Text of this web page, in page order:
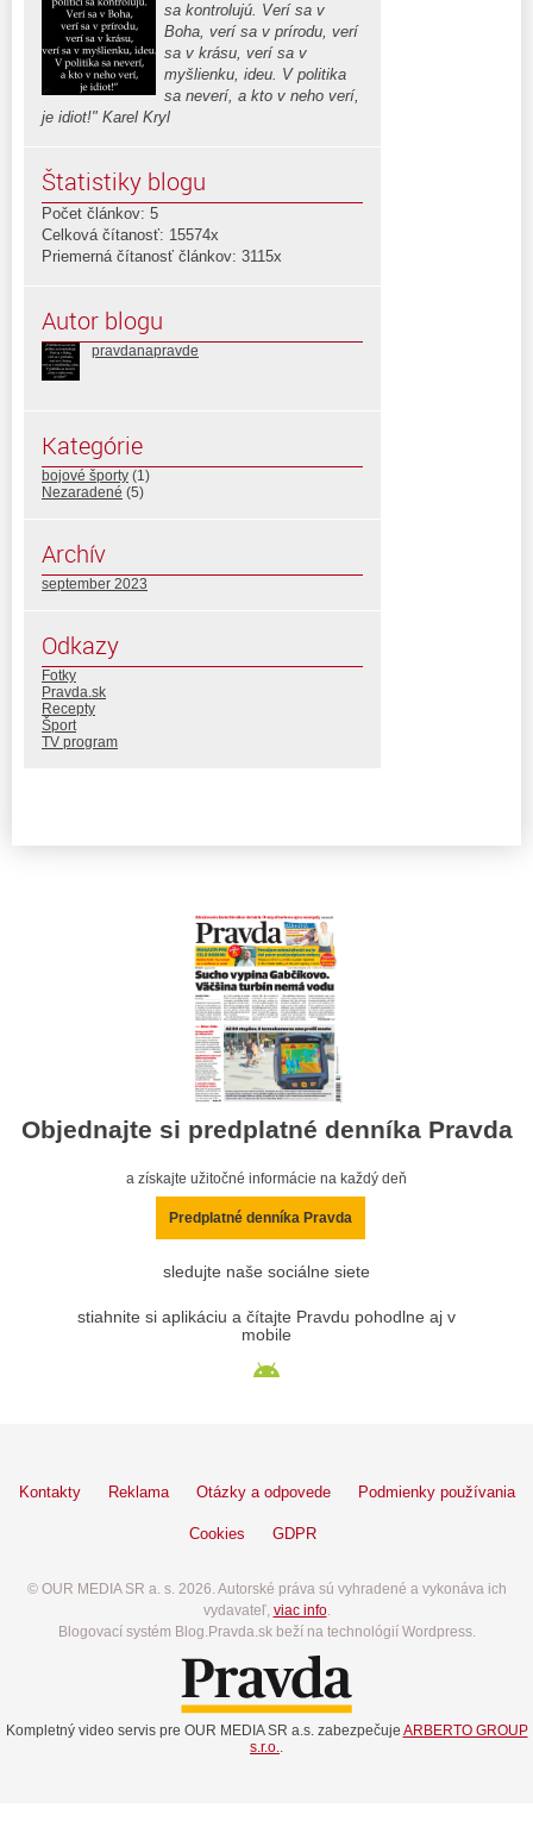
sa kontrolujú. Verí sa v
Boha, verí sa v prírodu, verí
sa v krásu, verí sa v
myšlienku, ideu. V politika
sa neverí, a kto v neho verí,
je idiot!" Karel Kryl
Štatistiky blogu
Počet článkov: 5
Celková čítanosť: 15574x
Priemerná čítanosť článkov: 3115x
Autor blogu
pravdanapravde
Kategórie
bojové športy (1)
Nezaradené (5)
Archív
september 2023
Odkazy
Fotky
Pravda.sk
Recepty
Šport
TV program
Objednajte si predplatné denníka Pravda
a získajte užitočné informácie na každý deň
Predplatné denníka Pravda
sledujte naše sociálne siete
stiahnite si aplikáciu a čítajte Pravdu pohodlne aj v
mobile
Kontakty Reklama Otázky a odpovede Podmienky používania
Cookies GDPR
© OUR MEDIA SR a. s. 2026. Autorské práva sú vyhradené a vykonáva ich
vydavateľ, viac info.
Blogovací systém Blog.Pravda.sk beží na technológií Wordpress.
Kompletný video servis pre OUR MEDIA SR a.s. zabezpečuje ARBERTO GROUP
s.r.o..